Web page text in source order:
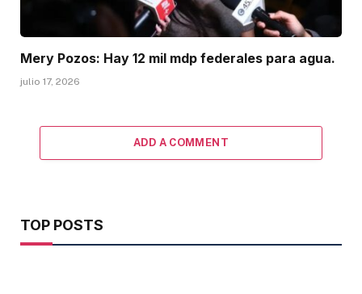
Mery Pozos: Hay 12 mil mdp federales para agua.
julio 17, 2026
ADD A COMMENT
TOP POSTS